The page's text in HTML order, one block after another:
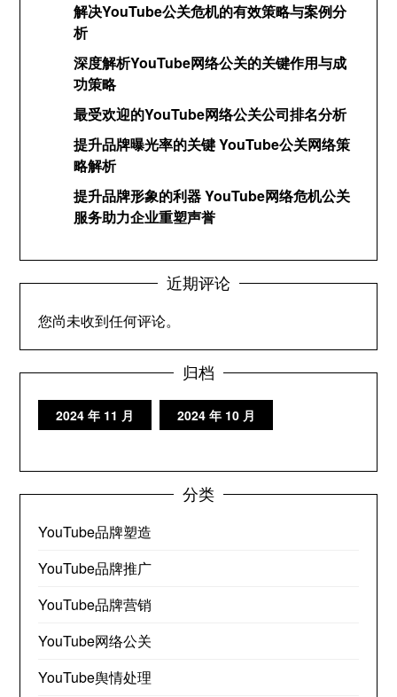
解决YouTube公关危机的有效策略与案例分
析
深度解析YouTube网络公关的关键作用与成
功策略
最受欢迎的YouTube网络公关公司排名分析
提升品牌曝光率的关键 YouTube公关网络策
略解析
提升品牌形象的利器 YouTube网络危机公关
服务助力企业重塑声誉
近期评论
您尚未收到任何评论。
归档
2024 年 11 月 2024 年 10 月
分类
YouTube品牌塑造
YouTube品牌推广
YouTube品牌营销
YouTube网络公关
YouTube舆情处理